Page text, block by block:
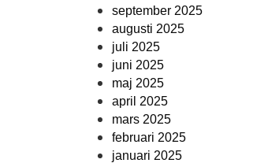
september 2025
augusti 2025
juli 2025
juni 2025
maj 2025
april 2025
mars 2025
februari 2025
januari 2025